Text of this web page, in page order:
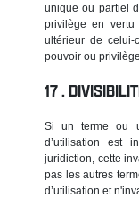
unique ou partiel
privilège en vertu
ultérieur de celui-
pouvoir ou
Si un terme ou
d’utilisation est
juridiction, cette
pas les autres
d’utilisation et